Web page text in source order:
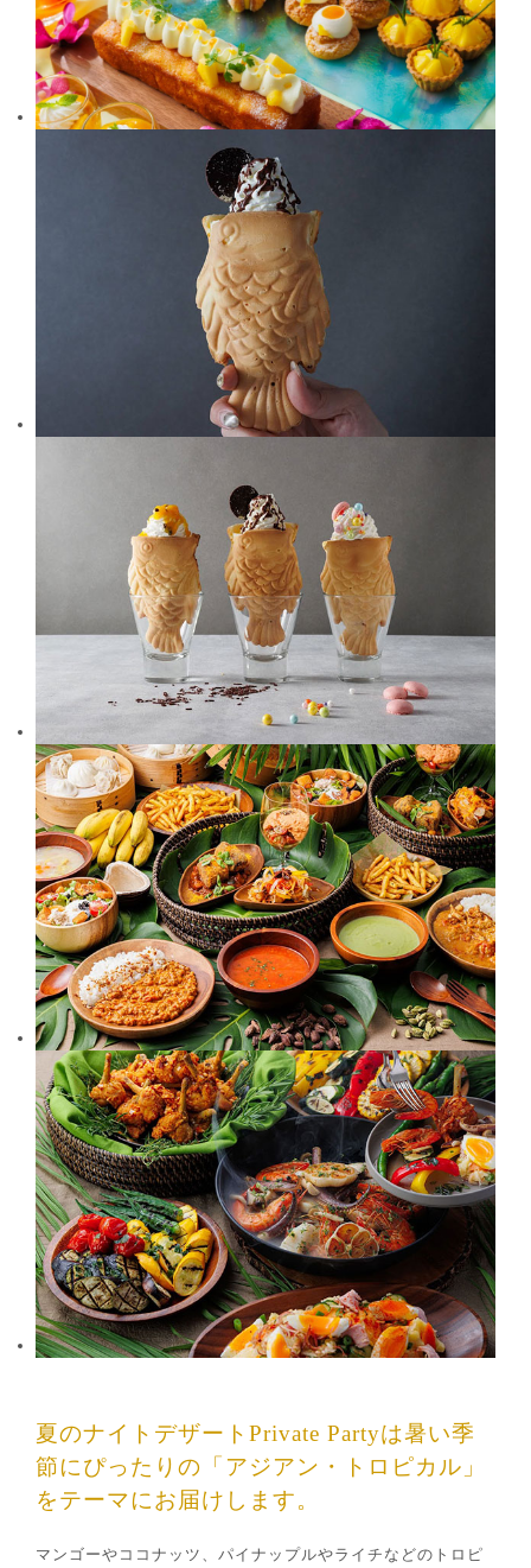
夏のナイトデザートPrivate Partyは暑い季
節にぴったりの「アジアン・トロピカル」
をテーマにお届けします。
マンゴーやココナッツ、パイナップルやライチなどのトロピ